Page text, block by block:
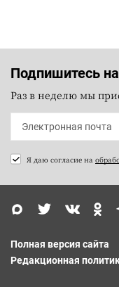
Подпишитесь
Раз в неделю мы
Я даю согласие на
Полная версия сайта
Редакционная